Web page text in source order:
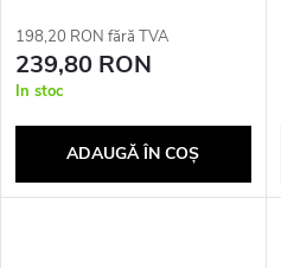
198,20 RON fără TVA
239,80 RON
In stoc
ADAUGĂ ÎN COŞ